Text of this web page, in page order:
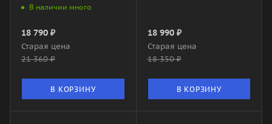
В наличии много
18 790 ₽
Старая цена
21 360₽
В КОРЗИНУ
18 990₽
Старая цена
18 350₽
В КОРЗИНУ